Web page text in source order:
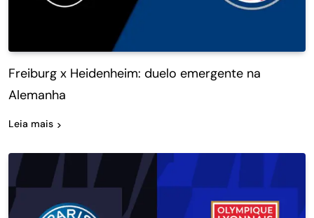
Freiburg x Heidenheim: duelo emergente na
Alemanha
Leia mais